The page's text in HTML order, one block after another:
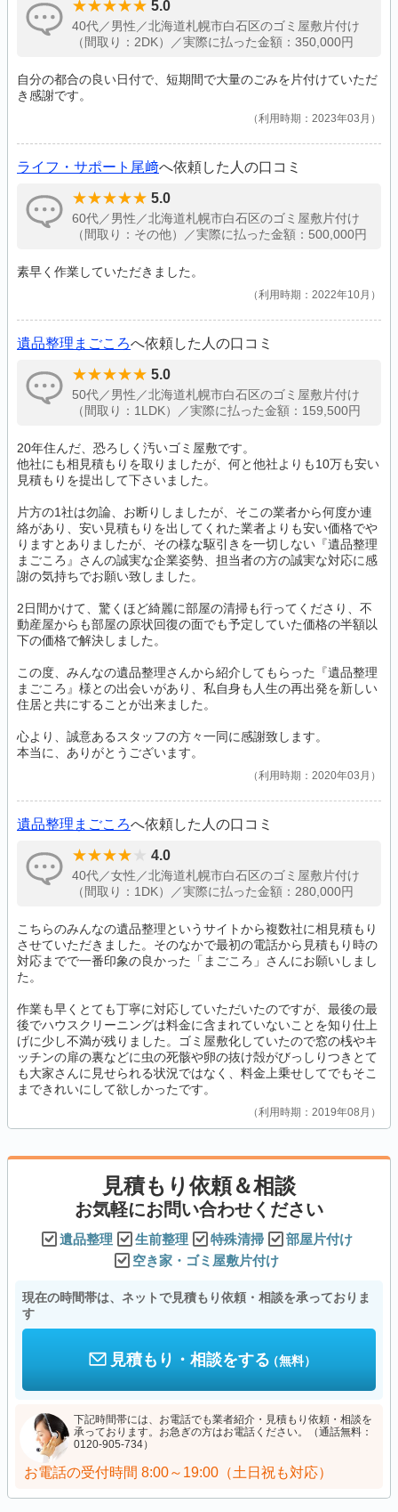
5.0
40代／男性／北海道札幌市白石区のゴミ屋敷片付け
（間取り：2DK）／実際に払った金額：350,000円
自分の都合の良い日付で、短期間で大量のごみを片付けていただ
き感謝です。
利用時期：2023年03月
ライフ・サポート尾﨑へ依頼した人の口コミ
5.0
60代／男性／北海道札幌市白石区のゴミ屋敷片付け
（間取り：その他）／実際に払った金額：500,000円
素早く作業していただきました。
利用時期：2022年10月
遺品整理まごころへ依頼した人の口コミ
5.0
50代／男性／北海道札幌市白石区のゴミ屋敷片付け
（間取り：1LDK）／実際に払った金額：159,500円
20年住んだ、恐ろしく汚いゴミ屋敷です。
他社にも相見積もりを取りましたが、何と他社よりも10万も安い
見積もりを提出して下さいました。
片方の1社は勿論、お断りしましたが、そこの業者から何度か連
絡があり、安い見積もりを出してくれた業者よりも安い価格でや
りますとありましたが、その様な駆引きを一切しない『遺品整理
まごころ』さんの誠実な企業姿勢、担当者の方の誠実な対応に感
謝の気持ちでお願い致しました。
2日間かけて、驚くほど綺麗に部屋の清掃も行ってくださり、不
動産屋からも部屋の原状回復の面でも予定していた価格の半額以
下の価格で解決しました。
この度、みんなの遺品整理さんから紹介してもらった『遺品整理
まごころ』様との出会いがあり、私自身も人生の再出発を新しい
住居と共にすることが出来ました。
心より、誠意あるスタッフの方々一同に感謝致します。
本当に、ありがとうございます。
利用時期：2020年03月
遺品整理まごころへ依頼した人の口コミ
4.0
40代／女性／北海道札幌市白石区のゴミ屋敷片付け
（間取り：1DK）／実際に払った金額：280,000円
こちらのみんなの遺品整理というサイトから複数社に相見積もり
させていただきました。そのなかで最初の電話から見積もり時の
対応までで一番印象の良かった「まごころ」さんにお願いしまし
た。
作業も早くとても丁寧に対応していただいたのですが、最後の最
後でハウスクリーニングは料金に含まれていないことを知り仕上
げに少し不満が残りました。ゴミ屋敷化していたので窓の桟やキ
ッチンの扉の裏などに虫の死骸や卵の抜け殻がびっしりつきとて
も大家さんに見せられる状況ではなく、料金上乗せしてでもそこ
まできれいにして欲しかったです。
利用時期：2019年08月
見積もり依頼＆相談
お気軽にお問い合わせください
遺品整理 生前整理 特殊清掃
部屋片付け
空き家・ゴミ屋敷片付け
現在の時間帯は、ネットで見積もり依頼・相談を承っておりま
す
見積もり・相談をする（無料）
下記時間帯には、お電話でも業者紹介・見積もり依頼・相談を
承っております。お急ぎの方はお電話ください。（通話無料：
0120-905-734）
お電話の受付時間 8:00～19:00（土日祝も対応）